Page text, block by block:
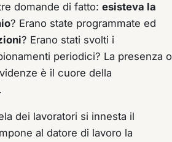
domande di fatto: esisteva la
? Erano state programmate ed
? Erano stati svolti i
periodici? La presenza o
è il cuore della
dei lavoratori si innesta il
al datore di lavoro la